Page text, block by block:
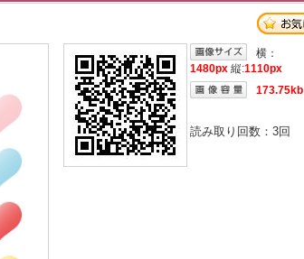
横：
1480px 縦:1110px
173.75kb
読み取り回数： 3回